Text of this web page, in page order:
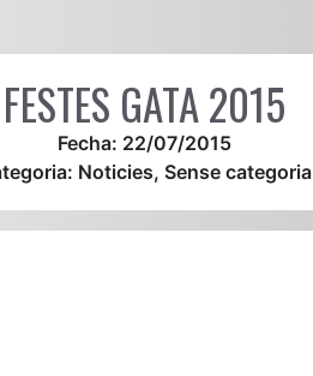
FESTES GATA 2015
Fecha: 22/07/2015
Noticies, Sense categoria